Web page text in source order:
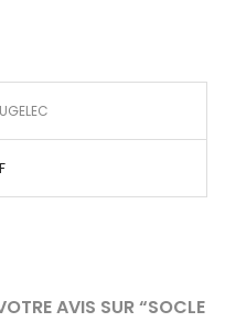
AVIS SUR “SOCLE